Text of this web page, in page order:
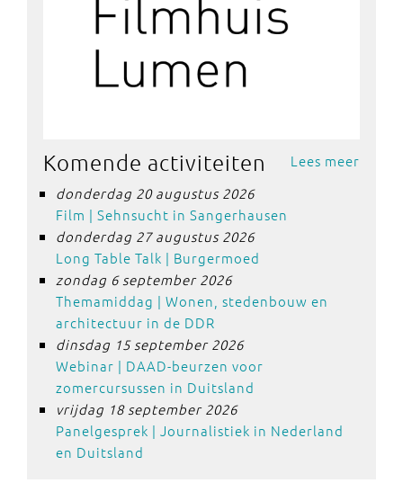
Lees meer
Komende activiteiten
donderdag 20 augustus 2026
Film | Sehnsucht in Sangerhausen
donderdag 27 augustus 2026
Long Table Talk | Burgermoed
zondag 6 september 2026
Themamiddag | Wonen, stedenbouw en
architectuur in de DDR
dinsdag 15 september 2026
Webinar | DAAD-beurzen voor
zomercursussen in Duitsland
vrijdag 18 september 2026
Panelgesprek | Journalistiek in Nederland
en Duitsland